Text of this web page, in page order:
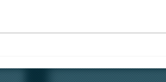
พลาสติก... แต่คือ "ด่านแรก"